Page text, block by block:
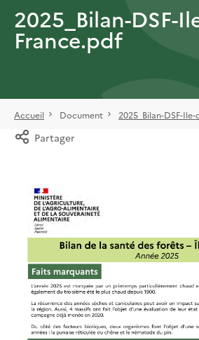
2025_Bilan-DSF-
France.pdf
Accueil Document 2025_Bilan-DSF-
Partager